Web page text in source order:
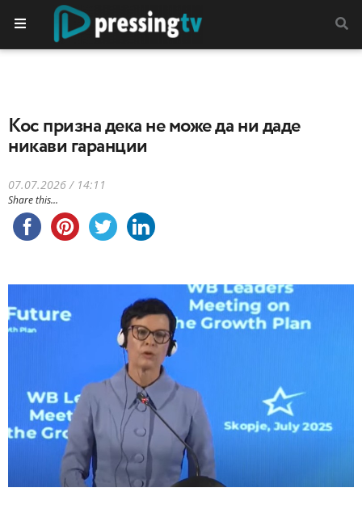
Кос призна дека не може да ни даде
никави гаранции
07.07.2026 / 14:11
Share this...